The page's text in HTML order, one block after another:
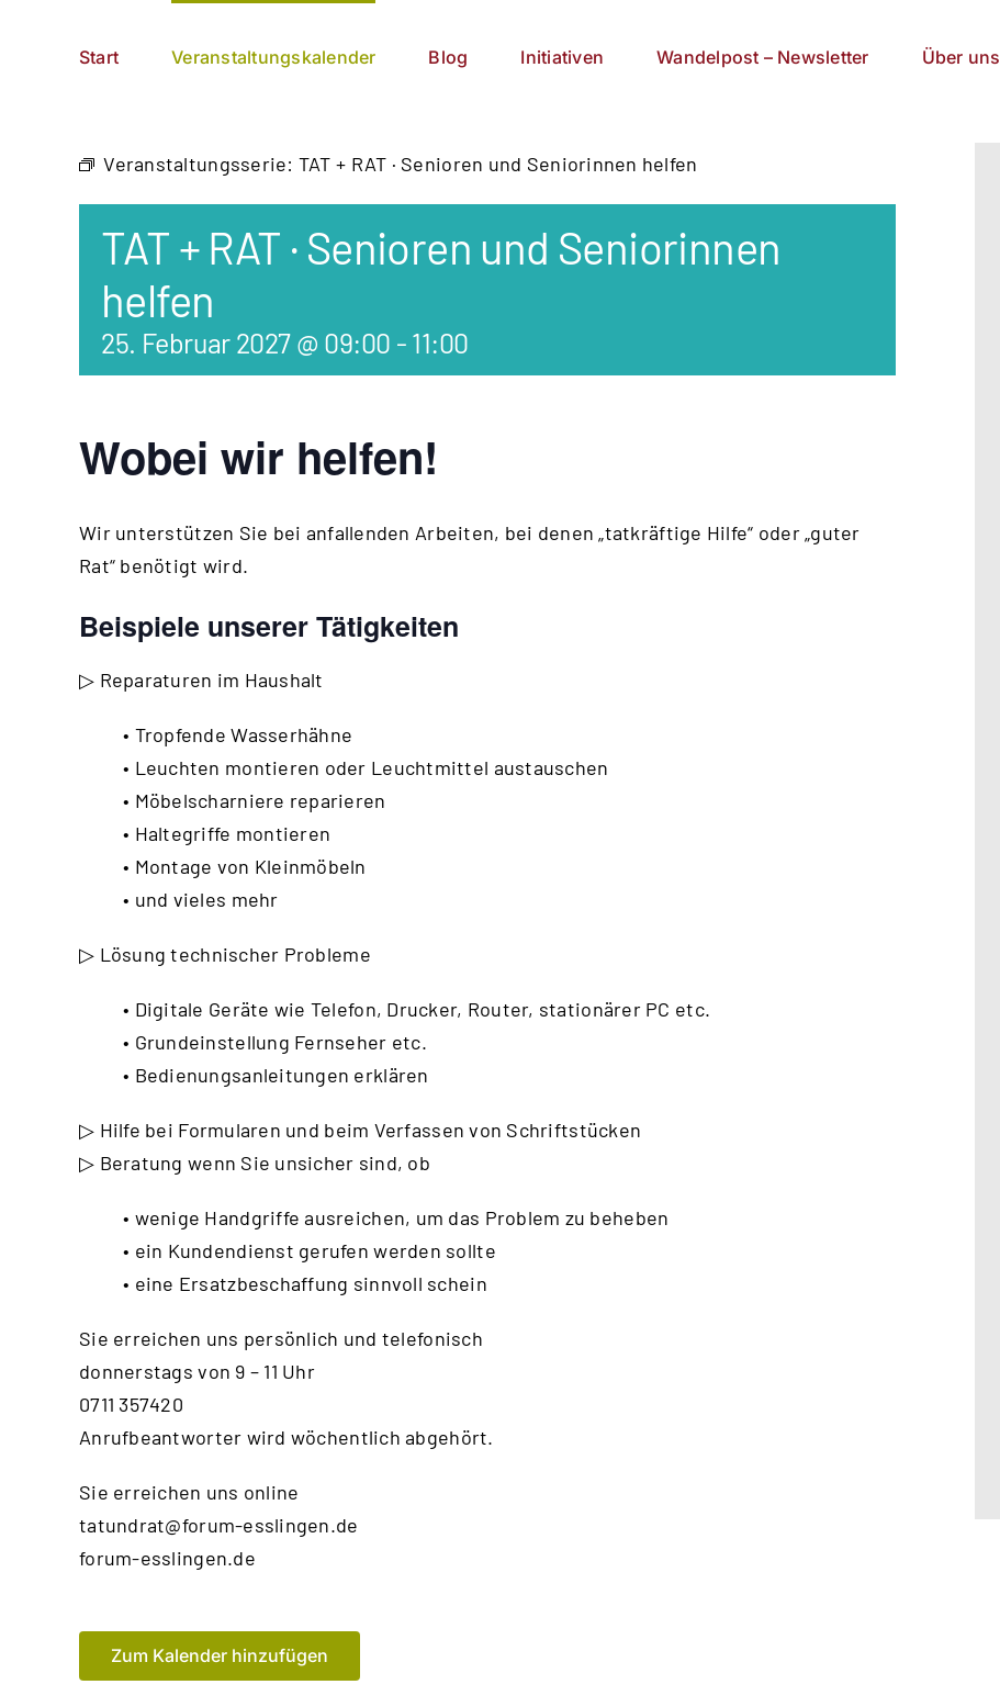
Start Veranstaltungskalender Blog Initiativen Wandelpost – Newsletter Über uns
Veranstaltungsserie: TAT + RAT · Senioren und Seniorinnen helfen
TAT + RAT · Senioren und Seniorinnen
helfen
25. Februar 2027 @ 09:00 - 11:00
Wobei wir helfen!
Wir unterstützen Sie bei anfallenden Arbeiten, bei denen „tatkräftige Hilfe“ oder „guter
Rat“ benötigt wird.
Beispiele unserer Tätigkeiten
▷ Reparaturen im Haushalt
• Tropfende Wasserhähne
• Leuchten montieren oder Leuchtmittel austauschen
• Möbelscharniere reparieren
• Haltegriffe montieren
• Montage von Kleinmöbeln
• und vieles mehr
▷ Lösung technischer Probleme
• Digitale Geräte wie Telefon, Drucker, Router, stationärer PC etc.
• Grundeinstellung Fernseher etc.
• Bedienungsanleitungen erklären
▷ Hilfe bei Formularen und beim Verfassen von Schriftstücken
▷ Beratung wenn Sie unsicher sind, ob
• wenige Handgriffe ausreichen, um das Problem zu beheben
• ein Kundendienst gerufen werden sollte
• eine Ersatzbeschaffung sinnvoll schein
Sie erreichen uns persönlich und telefonisch
donnerstags von 9 – 11 Uhr
0711 357420
Anrufbeantworter wird wöchentlich abgehört.
Sie erreichen uns online
tatundrat@forum-esslingen.de
forum-esslingen.de
Zum Kalender hinzufügen